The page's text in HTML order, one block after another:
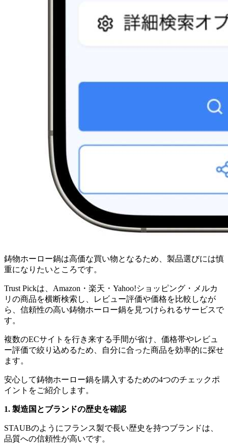
鋳物ホーロー鍋は高価な買い物となるため、製品選びには慎
重になりたいところです。
Trust Pickは、Amazon・楽天・Yahoo!ショッピング・メルカ
リの商品を横断検索し、レビュー評価や価格を比較しなが
ら、信頼性の高い鋳物ホーロー鍋を見つけられるサービスで
す。
複数のECサイトを行き来する手間が省け、価格帯やレビュ
ー評価で絞り込めるため、自分に合った商品を効率的に探せ
ます。
安心して鋳物ホーロー鍋を購入するための4つのチェックポ
イントをご紹介します。
1. 製造国とブランドの歴史を確認
STAUBのようにフランス製で長い歴史を持つブランドは、
品質への信頼性が高いです。